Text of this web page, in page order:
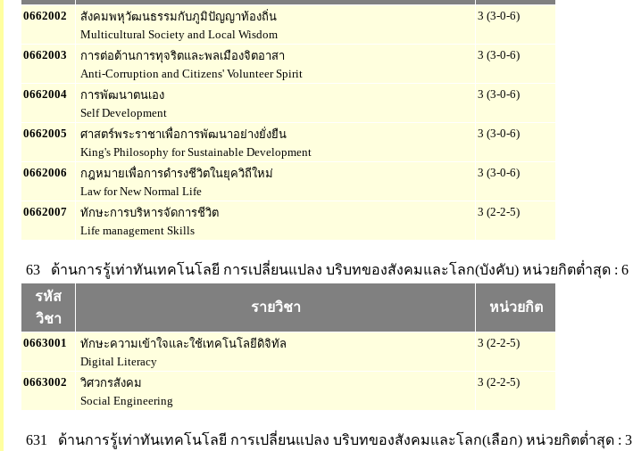
0662002
สังคมพหุวัฒนธรรมกับภูมิปัญญาท้องถิ่น
Multicultural Society and Local Wisdom
3 (3-0-6)
0662003
การต่อต้านการทุจริตและพลเมืองจิตอาสา
Anti-Corruption and Citizens' Volunteer Spirit
3 (3-0-6)
0662004
การพัฒนาตนเอง
Self Development
3 (3-0-6)
0662005
ศาสตร์พระราชาเพื่อการพัฒนาอย่างยั่งยืน
King's Philosophy for Sustainable Development
3 (3-0-6)
0662006
กฎหมายเพื่อการดำรงชีวิตในยุควิถีใหม่
Law for New Normal Life
3 (3-0-6)
0662007
ทักษะการบริหารจัดการชีวิต
Life management Skills
3 (2-2-5)
63 ด้านการรู้เท่าทันเทคโนโลยี การเปลี่ยนแปลง บริบทของสังคมและโลก(บังคับ) หน่วยกิตต่ำสุด : 6
รหัส
วิชา
รายวิชา หน่วยกิต
0663001
ทักษะความเข้าใจและใช้เทคโนโลยีดิจิทัล
Digital Literacy
3 (2-2-5)
0663002
วิศวกรสังคม
Social Engineering
3 (2-2-5)
631 ด้านการรู้เท่าทันเทคโนโลยี การเปลี่ยนแปลง บริบทของสังคมและโลก(เลือก) หน่วยกิตต่ำสุด : 3